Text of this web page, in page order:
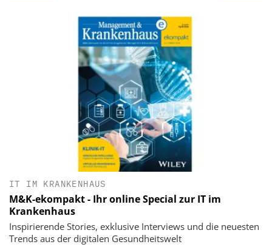
IT IM KRANKENHAUS
M&K-ekompakt - Ihr online Special zur IT im
Krankenhaus
Inspirierende Stories, exklusive Interviews und die neuesten
Trends aus der digitalen Gesundheitswelt